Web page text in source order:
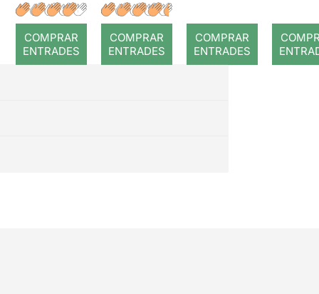
: Coral
romput
COMPRAR
ENTRADES
Dorian
Gray
COMPRAR
ENTRADES
COMPRAR
ENTRADES